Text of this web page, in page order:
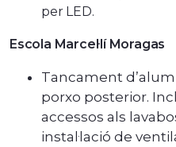
per LED.
Escola Marcel·lí Moragas
Tancament
porxo posterior.
accessos als
instal·lació de